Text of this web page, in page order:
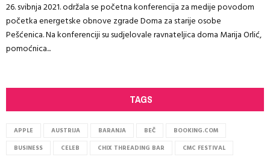
26. svibnja 2021. održala se početna konferencija za medije povodom
početka energetske obnove zgrade Doma za starije osobe
Pešćenica. Na konferenciji su sudjelovale ravnateljica doma Marija Orlić,
pomoćnica...
TAGS
APPLE AUSTRIJA BARANJA BEČ
BOOKING.COM
BUSINESS
CELEB CHIX THREADING BAR
CMC FESTIVAL